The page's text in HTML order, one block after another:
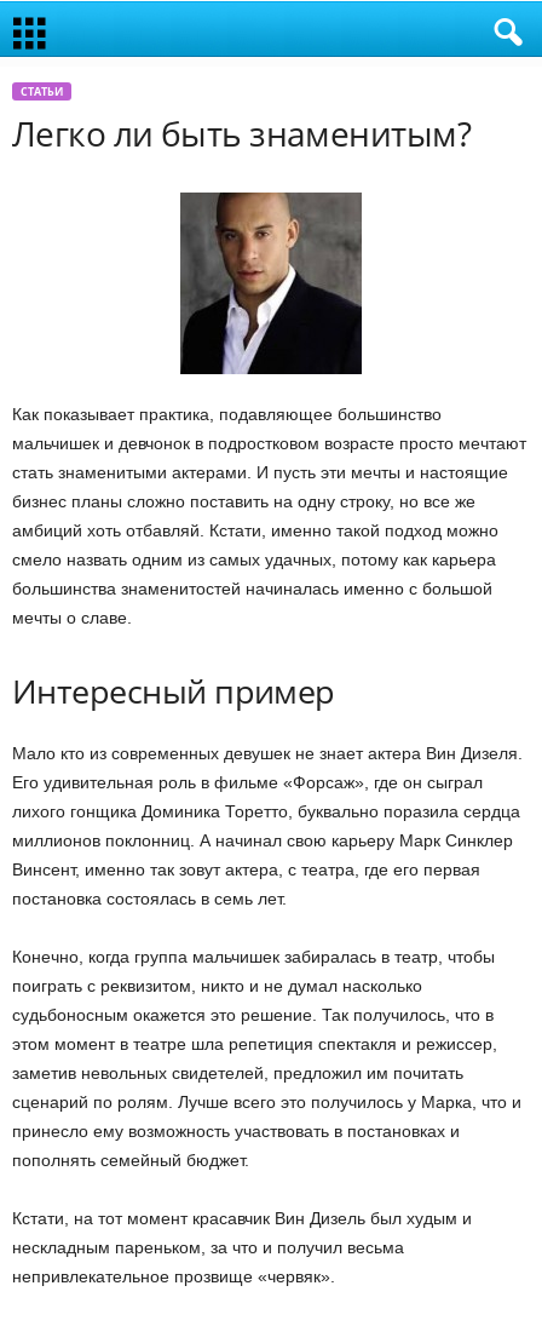
СТАТЬИ
Легко ли быть знаменитым?
Как показывает практика, подавляющее большинство
мальчишек и девчонок в подростковом возрасте просто мечтают
стать знаменитыми актерами. И пусть эти мечты и настоящие
бизнес планы сложно поставить на одну строку, но все же
амбиций хоть отбавляй. Кстати, именно такой подход можно
смело назвать одним из самых удачных, потому как карьера
большинства знаменитостей начиналась именно с большой
мечты о славе.
Интересный пример
Мало кто из современных девушек не знает актера Вин Дизеля.
Его удивительная роль в фильме «Форсаж», где он сыграл
лихого гонщика Доминика Торетто, буквально поразила сердца
миллионов поклонниц. А начинал свою карьеру Марк Синклер
Винсент, именно так зовут актера, с театра, где его первая
постановка состоялась в семь лет.
Конечно, когда группа мальчишек забиралась в театр, чтобы
поиграть с реквизитом, никто и не думал насколько
судьбоносным окажется это решение. Так получилось, что в
этом момент в театре шла репетиция спектакля и режиссер,
заметив невольных свидетелей, предложил им почитать
сценарий по ролям. Лучше всего это получилось у Марка, что и
принесло ему возможность участвовать в постановках и
пополнять семейный бюджет.
Кстати, на тот момент красавчик Вин Дизель был худым и
нескладным пареньком, за что и получил весьма
непривлекательное прозвище «червяк».